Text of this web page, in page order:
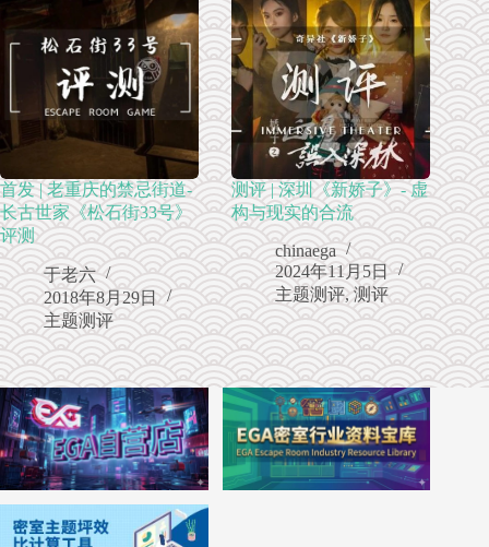
首发 | 老重庆的禁忌街道-
长古世家《松石街33号》
评测
于老六
2018年8月29日
主题测评
测评 | 深圳《新娇子》- 虚
构与现实的合流
chinaega
2024年11月5日
主题测评,测评